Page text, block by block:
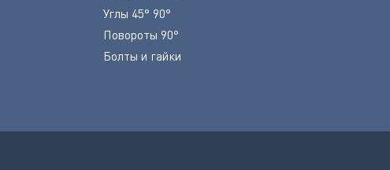
Углы 45° 90°
Повороты 90°
Болты и гайки